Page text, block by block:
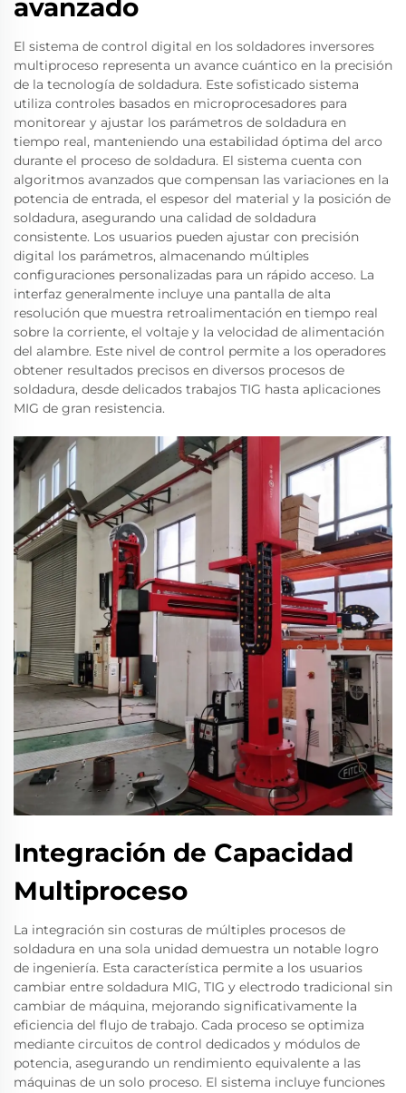
avanzado
El sistema de control digital en los soldadores inversores
multiproceso representa un avance cuántico en la precisión
de la tecnología de soldadura. Este sofisticado sistema
utiliza controles basados en microprocesadores para
monitorear y ajustar los parámetros de soldadura en
tiempo real, manteniendo una estabilidad óptima del arco
durante el proceso de soldadura. El sistema cuenta con
algoritmos avanzados que compensan las variaciones en la
potencia de entrada, el espesor del material y la posición de
soldadura, asegurando una calidad de soldadura
consistente. Los usuarios pueden ajustar con precisión
digital los parámetros, almacenando múltiples
configuraciones personalizadas para un rápido acceso. La
interfaz generalmente incluye una pantalla de alta
resolución que muestra retroalimentación en tiempo real
sobre la corriente, el voltaje y la velocidad de alimentación
del alambre. Este nivel de control permite a los operadores
obtener resultados precisos en diversos procesos de
soldadura, desde delicados trabajos TIG hasta aplicaciones
MIG de gran resistencia.
Integración de Capacidad
Multiproceso
La integración sin costuras de múltiples procesos de
soldadura en una sola unidad demuestra un notable logro
de ingeniería. Esta característica permite a los usuarios
cambiar entre soldadura MIG, TIG y electrodo tradicional sin
cambiar de máquina, mejorando significativamente la
eficiencia del flujo de trabajo. Cada proceso se optimiza
mediante circuitos de control dedicados y módulos de
potencia, asegurando un rendimiento equivalente a las
máquinas de un solo proceso. El sistema incluye funciones